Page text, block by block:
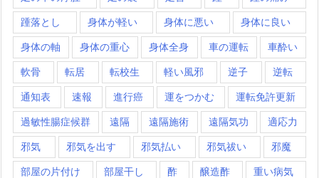
踵落とし 身体が軽い 身体に悪い 身体に良い
身体の軸 身体の重心 身体全身 車の運転 車酔い
軟骨 転居 転校生 軽い風邪 逆子 逆転
通知表 速報 進行癌 運をつかむ 運転免許更新
過敏性腸症候群 遠隔 遠隔施術 遠隔気功 適応力
邪気 邪気を出す 邪気払い 邪気祓い 邪魔
部屋の片付け 部屋干し 酢 醸造酢 重い病気